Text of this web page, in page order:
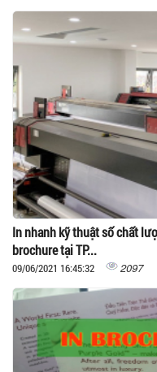
In nhanh kỹ thuật số chất
brochure tại TP...
09/06/2021 16:45:32 2097